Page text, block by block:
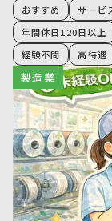
おすすめ サービ
年間休日120日以上
経験不問
高待遇
製造業